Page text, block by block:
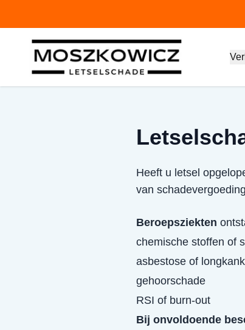
Heeft u letsel
van
Beroepsziekten
chemische stoffen of
asbestose of
gehoorschade
RSI of burn-out
Bij onvoldoende